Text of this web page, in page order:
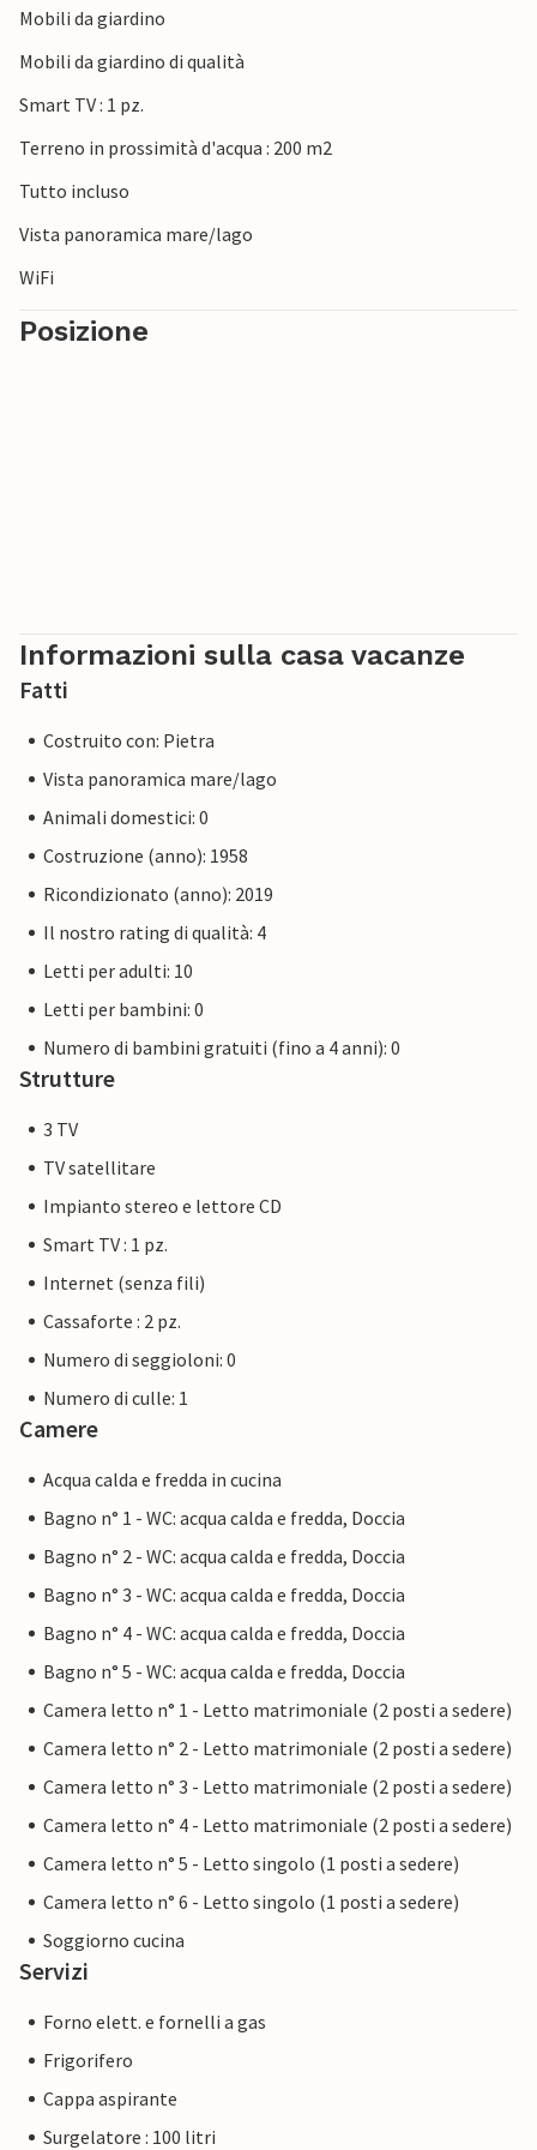
Mobili da giardino
Mobili da giardino di qualità
Smart TV : 1 pz.
Terreno in prossimità d'acqua : 200 m2
Tutto incluso
Vista panoramica mare/lago
WiFi
Posizione
Informazioni sulla casa vacanze
Fatti
Costruito con: Pietra
Vista panoramica mare/lago
Animali domestici: 0
Costruzione (anno): 1958
Ricondizionato (anno): 2019
Il nostro rating di qualità: 4
Letti per adulti: 10
Letti per bambini: 0
Numero di bambini gratuiti (fino a 4 anni): 0
Strutture
3 TV
TV satellitare
Impianto stereo e lettore CD
Smart TV : 1 pz.
Internet (senza fili)
Cassaforte : 2 pz.
Numero di seggioloni: 0
Numero di culle: 1
Camere
Acqua calda e fredda in cucina
Bagno n° 1 - WC: acqua calda e fredda, Doccia
Bagno n° 2 - WC: acqua calda e fredda, Doccia
Bagno n° 3 - WC: acqua calda e fredda, Doccia
Bagno n° 4 - WC: acqua calda e fredda, Doccia
Bagno n° 5 - WC: acqua calda e fredda, Doccia
Camera letto n° 1 - Letto matrimoniale (2 posti a sedere)
Camera letto n° 2 - Letto matrimoniale (2 posti a sedere)
Camera letto n° 3 - Letto matrimoniale (2 posti a sedere)
Camera letto n° 4 - Letto matrimoniale (2 posti a sedere)
Camera letto n° 5 - Letto singolo (1 posti a sedere)
Camera letto n° 6 - Letto singolo (1 posti a sedere)
Soggiorno cucina
Servizi
Forno elett. e fornelli a gas
Frigorifero
Cappa aspirante
Surgelatore : 100 litri